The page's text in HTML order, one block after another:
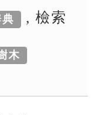
, 檢索
木